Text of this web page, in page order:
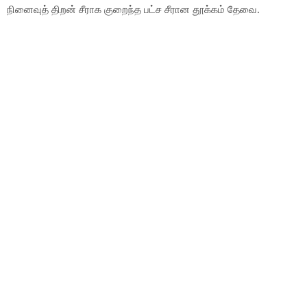
நினைவுத் திறன் சீராக குறைந்த பட்ச சீரான தூக்கம் தேவை.